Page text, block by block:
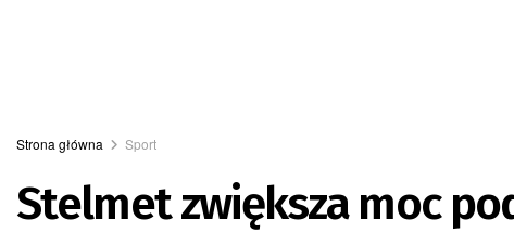
Strona główna Sport
Stelmet zwiększa moc